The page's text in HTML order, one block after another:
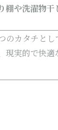
や洗濯物干
のカタチと
実的で快